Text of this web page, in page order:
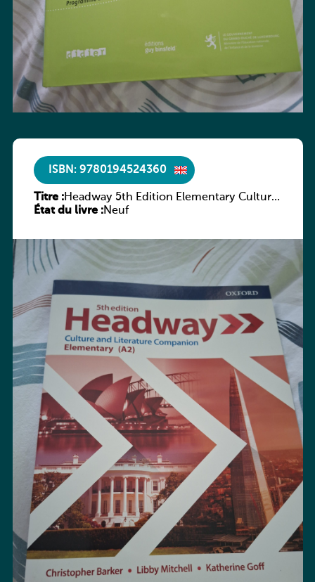
ISBN: 9780194524360
Titre :Headway 5th Edition Elementary Culture
and Literature Companion
État du livre :Neuf